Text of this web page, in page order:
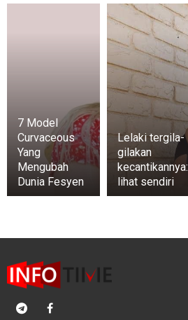
7 Model
Curvaceous
Yang
Mengubah
Dunia Fesyen
Lelaki tergila-
gilakan
kecantikannya:
lihat sendiri